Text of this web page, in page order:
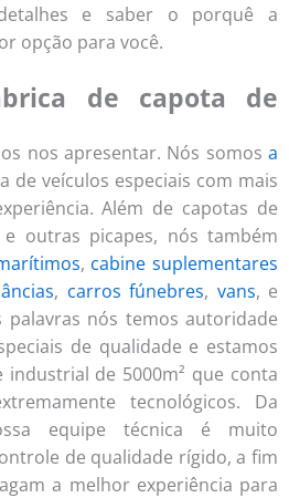
e saber o porquê a
opção para você.
de capota de
nos apresentar. Nós somos a
de veículos especiais com mais
Além de capotas de
outras picapes, nós também
, cabine suplementares
, carros fúnebres, vans, e
palavras nós temos autoridade
de qualidade e estamos
de 5000m² que conta
tecnológicos. Da
equipe técnica é muito
de qualidade rígido, a fim
a melhor experiência para